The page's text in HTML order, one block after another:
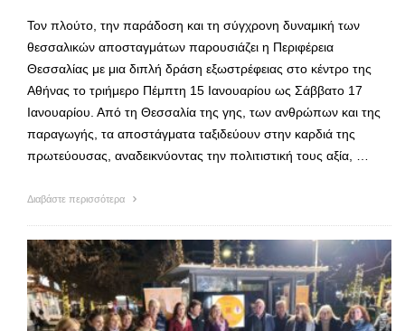
Τον πλούτο, την παράδοση και τη σύγχρονη δυναμική των
θεσσαλικών αποσταγμάτων παρουσιάζει η Περιφέρεια
Θεσσαλίας με μια διπλή δράση εξωστρέφειας στο κέντρο της
Αθήνας το τριήμερο Πέμπτη 15 Ιανουαρίου ως Σάββατο 17
Ιανουαρίου. Από τη Θεσσαλία της γης, των ανθρώπων και της
παραγωγής, τα αποστάγματα ταξιδεύουν στην καρδιά της
πρωτεύουσας, αναδεικνύοντας την πολιτιστική τους αξία, …
Διαβάστε περισσότερα